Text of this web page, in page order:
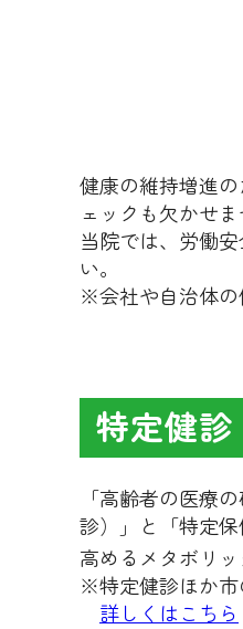
健康の維持増進
ェックも欠かせま
当院では、労働
い。
※会社や自治体の
特定健診
「高齢者の医療
診）」と「特定
高めるメタボリ
※特定健診ほか市
詳しくはこちら